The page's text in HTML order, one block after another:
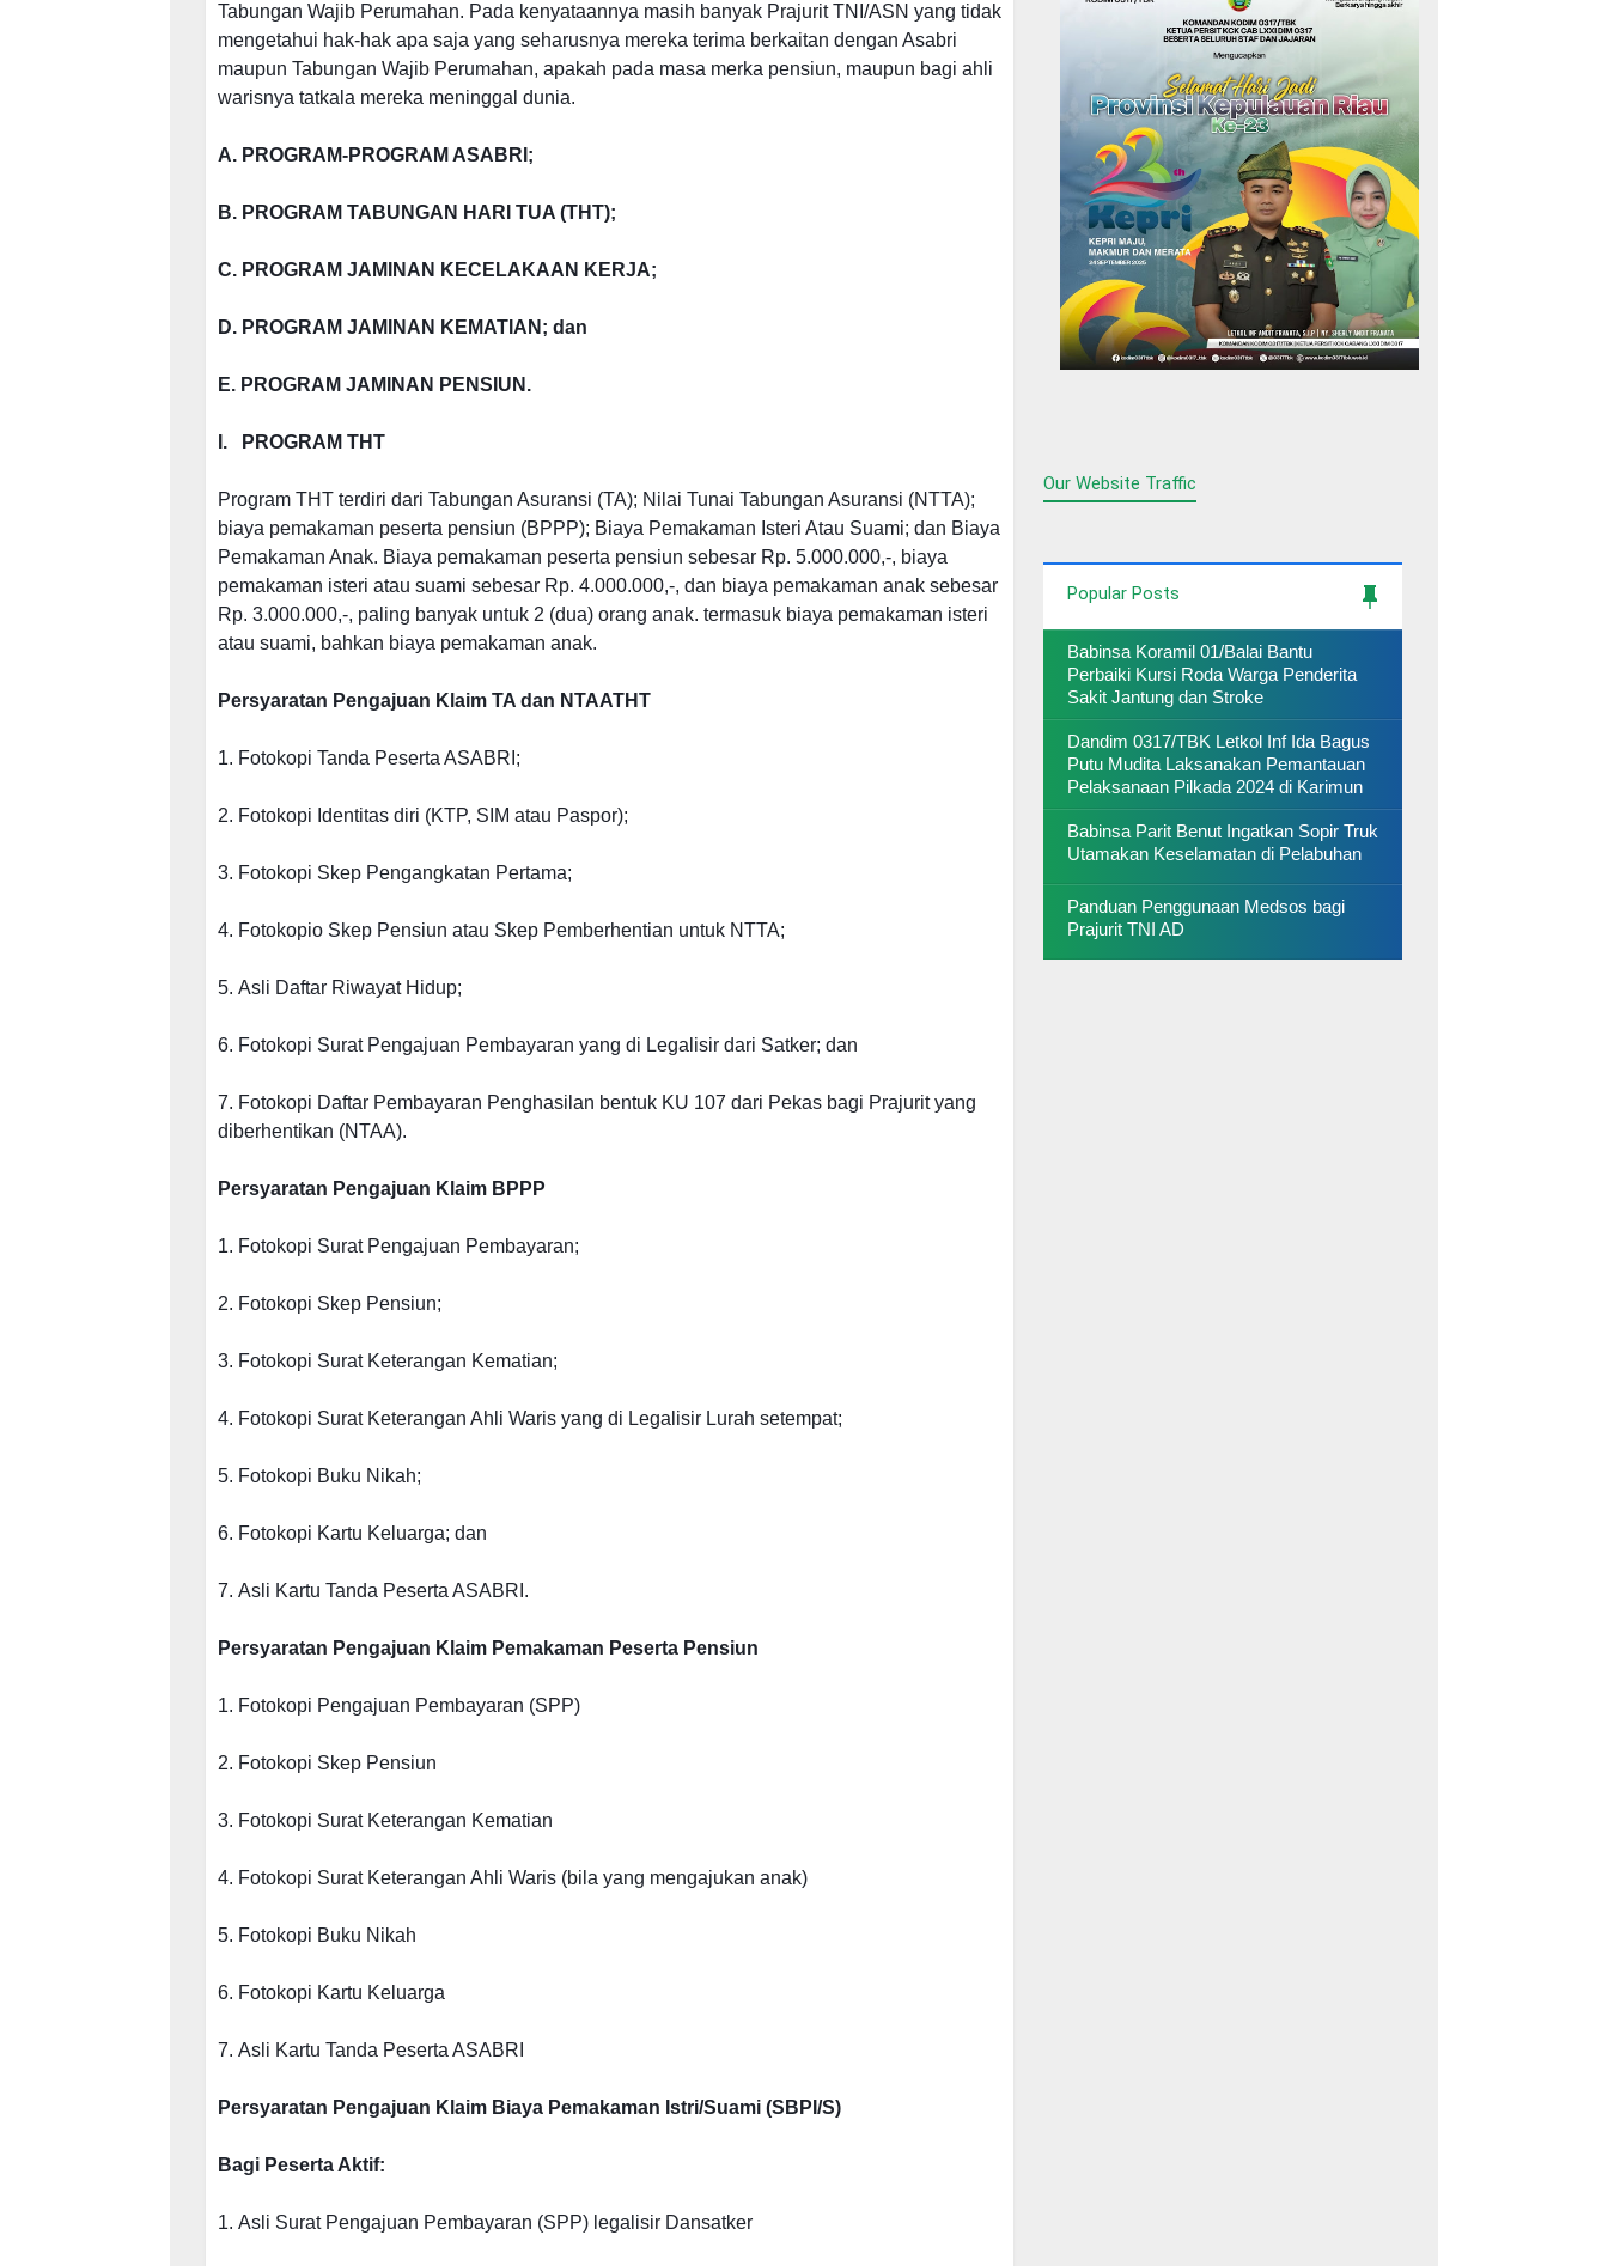
Tabungan Wajib Perumahan. Pada kenyataannya masih banyak Prajurit TNI/ASN yang tidak
mengetahui hak-hak apa saja yang seharusnya mereka terima berkaitan dengan Asabri
maupun Tabungan Wajib Perumahan, apakah pada masa merka pensiun, maupun bagi ahli
warisnya tatkala mereka meninggal dunia.
A. PROGRAM-PROGRAM ASABRI;
B. PROGRAM TABUNGAN HARI TUA (THT);
C. PROGRAM JAMINAN KECELAKAAN KERJA;
D. PROGRAM JAMINAN KEMATIAN; dan
E. PROGRAM JAMINAN PENSIUN.
I. PROGRAM THT
Program THT terdiri dari Tabungan Asuransi (TA); Nilai Tunai Tabungan Asuransi (NTTA);
biaya pemakaman peserta pensiun (BPPP); Biaya Pemakaman Isteri Atau Suami; dan Biaya
Pemakaman Anak. Biaya pemakaman peserta pensiun sebesar Rp. 5.000.000,-, biaya
pemakaman isteri atau suami sebesar Rp. 4.000.000,-, dan biaya pemakaman anak sebesar
Rp. 3.000.000,-, paling banyak untuk 2 (dua) orang anak. termasuk biaya pemakaman isteri
atau suami, bahkan biaya pemakaman anak.
Persyaratan Pengajuan Klaim TA dan NTAATHT
1. Fotokopi Tanda Peserta ASABRI;
2. Fotokopi Identitas diri (KTP, SIM atau Paspor);
3. Fotokopi Skep Pengangkatan Pertama;
4. Fotokopio Skep Pensiun atau Skep Pemberhentian untuk NTTA;
5. Asli Daftar Riwayat Hidup;
6. Fotokopi Surat Pengajuan Pembayaran yang di Legalisir dari Satker; dan
7. Fotokopi Daftar Pembayaran Penghasilan bentuk KU 107 dari Pekas bagi Prajurit yang
diberhentikan (NTAA).
Persyaratan Pengajuan Klaim BPPP
1. Fotokopi Surat Pengajuan Pembayaran;
2. Fotokopi Skep Pensiun;
3. Fotokopi Surat Keterangan Kematian;
4. Fotokopi Surat Keterangan Ahli Waris yang di Legalisir Lurah setempat;
5. Fotokopi Buku Nikah;
6. Fotokopi Kartu Keluarga; dan
7. Asli Kartu Tanda Peserta ASABRI.
Persyaratan Pengajuan Klaim Pemakaman Peserta Pensiun
1. Fotokopi Pengajuan Pembayaran (SPP)
2. Fotokopi Skep Pensiun
3. Fotokopi Surat Keterangan Kematian
4. Fotokopi Surat Keterangan Ahli Waris (bila yang mengajukan anak)
5. Fotokopi Buku Nikah
6. Fotokopi Kartu Keluarga
7. Asli Kartu Tanda Peserta ASABRI
Persyaratan Pengajuan Klaim Biaya Pemakaman Istri/Suami (SBPI/S)
Bagi Peserta Aktif:
1. Asli Surat Pengajuan Pembayaran (SPP) legalisir Dansatker
Our Website Traffic
Popular Posts
Babinsa Koramil 01/Balai Bantu
Perbaiki Kursi Roda Warga Penderita
Sakit Jantung dan Stroke
Dandim 0317/TBK Letkol Inf Ida Bagus
Putu Mudita Laksanakan Pemantauan
Pelaksanaan Pilkada 2024 di Karimun
Babinsa Parit Benut Ingatkan Sopir Truk
Utamakan Keselamatan di Pelabuhan
Panduan Penggunaan Medsos bagi
Prajurit TNI AD